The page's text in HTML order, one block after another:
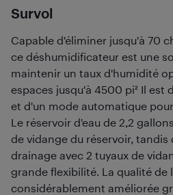
Survol
Capable d'éliminer jusqu'à 70
ce déshumidificateur est une
maintenir un taux d'humidité
espaces jusqu'à 4500 pi² Il
et d'un mode automatique
Le réservoir d'eau de 2,2
de vidange du réservoir,
drainage avec 2 tuyaux de
grande flexibilité. La qualité de
considérablement améliorée